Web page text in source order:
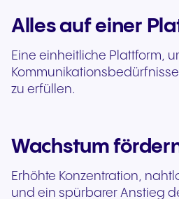
Alles auf einer
Eine einheitliche Plattform,
zu erfüllen.
Wachstum
Erhöhte Konzentration,
und ein spürbarer Anstieg